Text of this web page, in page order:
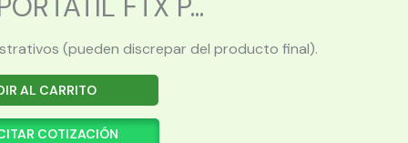
(pueden discrepar del producto final).
AL CARRITO
COTIZACIÓN